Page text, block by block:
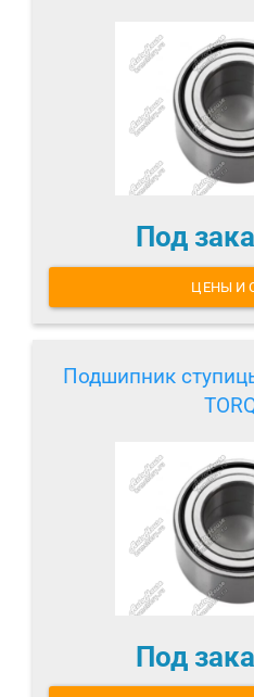
Под
ЦЕНЫ И
Подшипник
Под